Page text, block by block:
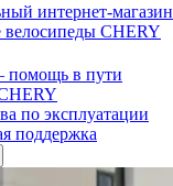
интернет-магазин
велосипеды CHERY
в пути
по эксплуатации
поддержка